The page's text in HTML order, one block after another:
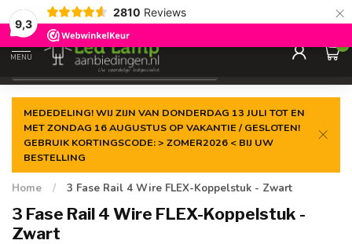
9,3
2810 Reviews ×
Gegarandeerde delaagste prijs
MENU
0
MEDEDELING! WIJ ZIJN VAN DONDERDAG 13 JULI TOT EN
MET ZONDAG 16 AUGUSTUS OP VAKANTIE / GESLOTEN!
GEBRUIK KORTINGSCODE: > ZOMER2026 < BIJ UW
BESTELLING
Home / 3 Fase Rail 4 Wire FLEX-Koppelstuk - Zwart
3 Fase Rail 4 Wire FLEX-Koppelstuk -
Zwart